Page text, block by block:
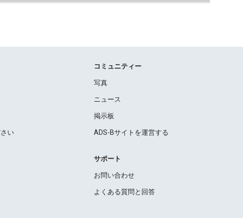
い
コミュニティー
写真
ニュース
掲示板
ADS-Bサイトを運営する
サポート
お問い合わせ
よくある質問と回答